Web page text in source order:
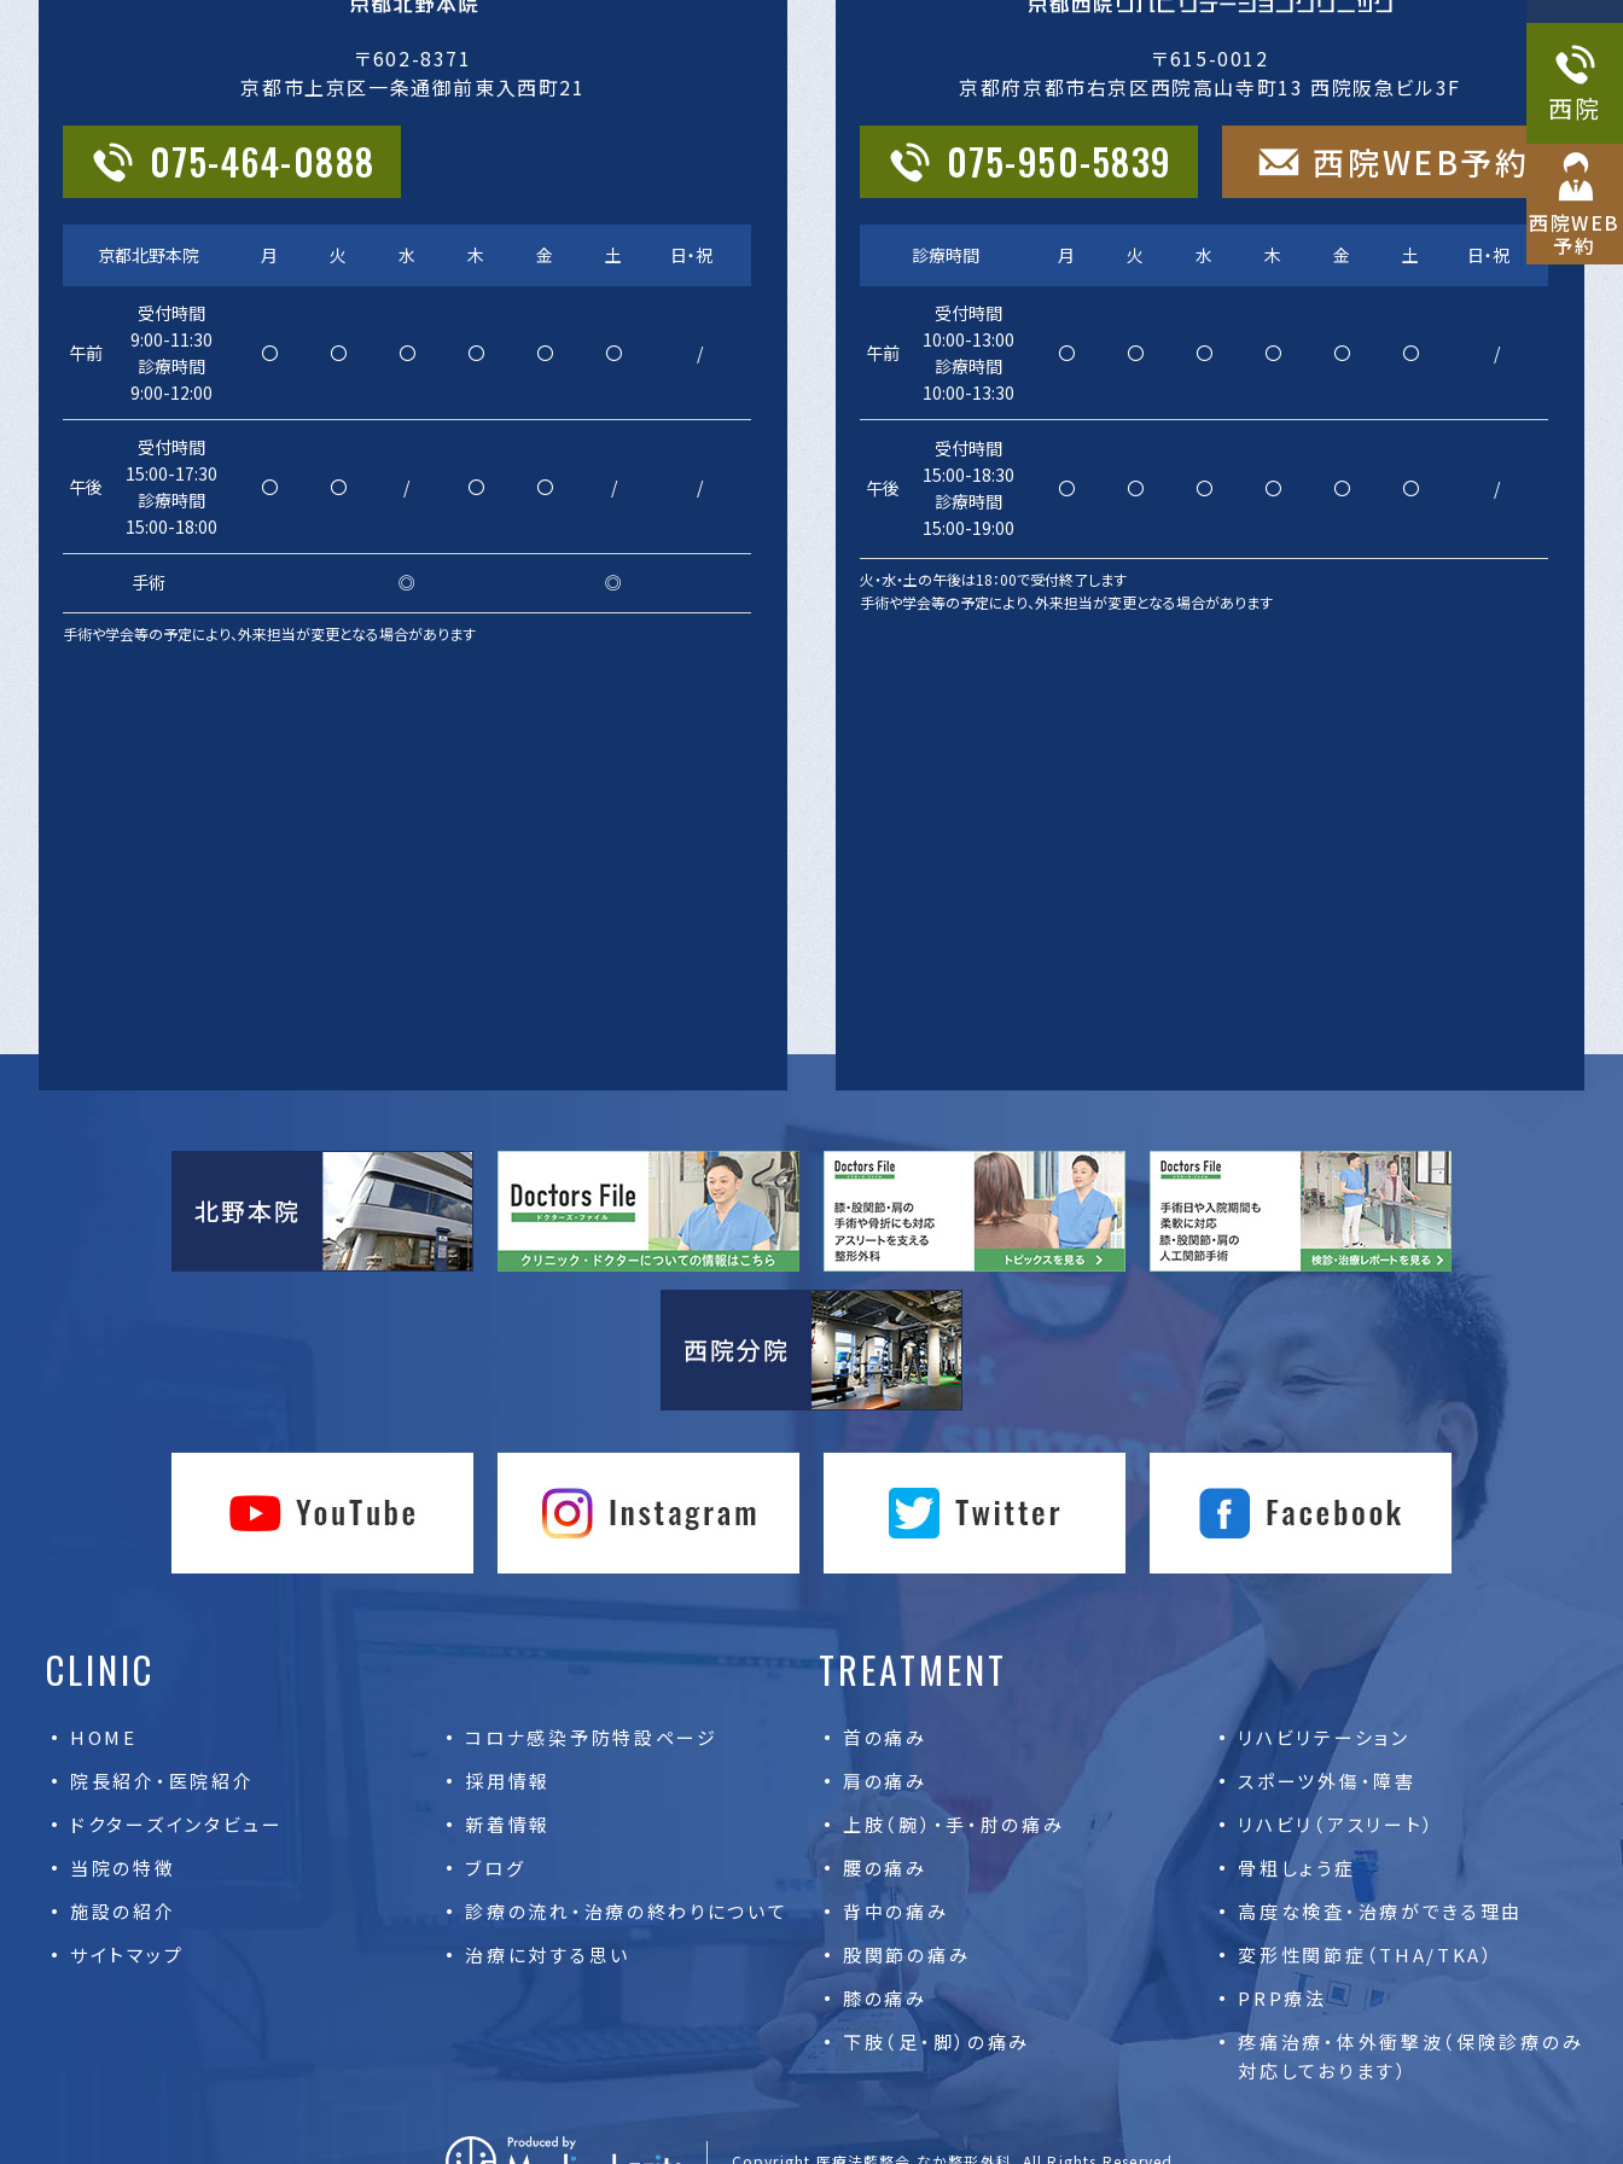
〒602-8371
京都市上京区一条通御前東入西町21
075-464-0888
京都北野本院 月 火 水 木 金 土 日・祝
午前
受付時間
9:00-11:30
診療時間
9:00-12:00
〇 〇 〇 〇 〇 〇 /
午後
受付時間
15:00-17:30
診療時間
15:00-18:00
〇 〇 / 〇 〇 / /
手術 ◎ ◎
手術や学会等の予定により、外来担当が変更となる場合があります
〒615-0012
京都府京都市右京区西院高山寺町13 西院阪急ビル3F
075-950-5839 西院WEB予約
診療時間 月 火 水 木 金 土 日・祝
午前
受付時間
10:00-13:00
診療時間
10:00-13:30
〇 〇 〇 〇 〇 〇 /
午後
受付時間
15:00-18:30
診療時間
15:00-19:00
〇 〇 〇 〇 〇 〇 /
火・水・土の午後は18：00で受付終了します
手術や学会等の予定により、外来担当が変更となる場合があります
CLINIC
HOME
コロナ感染予防特設ページ
院長紹介・医院紹介
採用情報
ドクターズインタビュー
新着情報
当院の特徴
ブログ
施設の紹介
診療の流れ・ 治療の終わりについて
サイトマップ
治療に対する思い
TREATMENT
首の痛み
リハビリテーション
肩の痛み
スポーツ外傷・障害
上肢（腕）・手・肘の痛み
リハビリ（アスリート）
腰の痛み
骨粗しょう症
背中の痛み
高度な検査・ 治療ができる理由
股関節の痛み
変形性関節症（THA/TKA）
膝の痛み
PRP療法
下肢（足・脚）の痛み
疼痛治療・体外衝撃波（保険診療のみ
対応しております）
西院
西院WEB
予約